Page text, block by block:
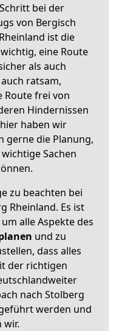
bei der
von Bergisch
ist die
wichtig, eine Route
als auch
ratsam,
Route frei von
Hindernissen
haben wir
gerne die Planung,
Sachen
zu beachten bei
Rheinland. Es ist
alle Aspekte des
und zu
dass alles
der richtigen
nach Stolberg
werden und
wir.